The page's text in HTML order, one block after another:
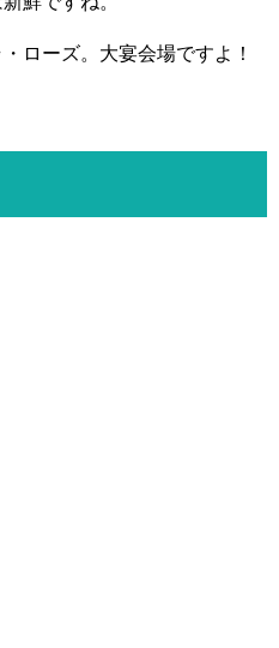
ローズ。大宴会場ですよ！